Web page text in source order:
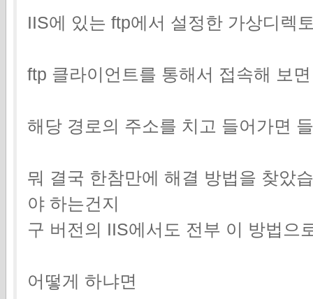
IIS에 있는 ftp에서 설정한 가상디렉
ftp 클라이언트를 통해서 접속해 보
해당 경로의 주소를 치고 들어가면
뭐 결국 한참만에 해결 방법을 찾았
야 하는건지
구 버전의 IIS에서도 전부 이 방법으
어떻게 하냐면